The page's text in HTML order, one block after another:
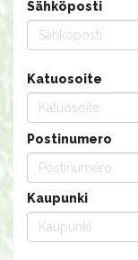
Sähköposti
Katuosoite
Postinumero
Kaupunki